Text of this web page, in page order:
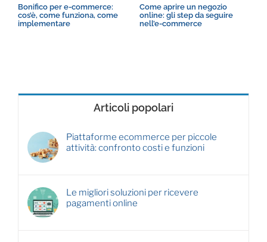
Bonifico per e-commerce:
cos’è, come funziona, come
implementare
Come aprire un negozio
online: gli step da seguire
nell’e-commerce
Articoli popolari
Piattaforme ecommerce per piccole
attività: confronto costi e funzioni
Le migliori soluzioni per ricevere
pagamenti online